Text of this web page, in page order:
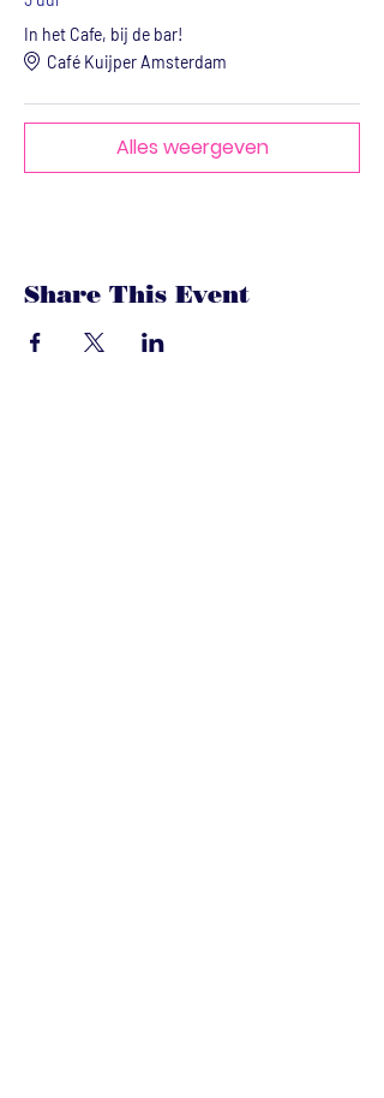
In het Cafe, bij de bar!
Café Kuijper Amsterdam
Alles weergeven
Share This Event